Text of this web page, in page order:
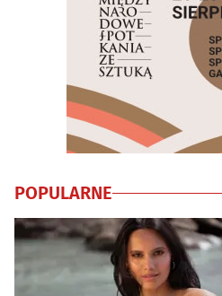
POPULARNE